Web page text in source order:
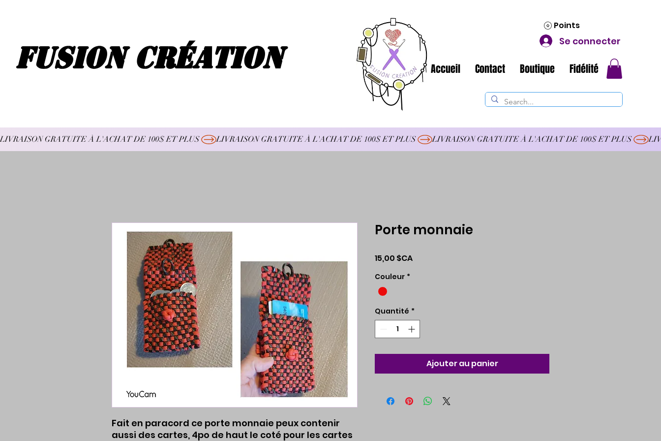
Fusion Création Se connecter
Points
Accueil Contact Boutique Fidélité
LIVRAISON GRATUITE À L'ACHAT DE 100$ ET PLUS
Fait en paracord ce porte monnaie peux contenir
aussi des cartes, 4po de haut le coté pour les cartes
Porte monnaie
15,00 $CAPrix
Couleur *
Quantité *
Ajouter au panier